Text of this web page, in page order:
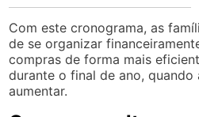
Com este cronograma, as
de se organizar
compras de forma mais
durante o final de ano, quando
aumentar.